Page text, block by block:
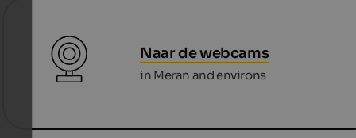
Naar de webcams
in Meran and environs